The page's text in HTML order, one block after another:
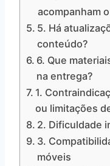
acompanham
5. Há
conteúdo?
6. Que
na entrega?
1.
ou limitações
2. Dificuldade
3.
móveis